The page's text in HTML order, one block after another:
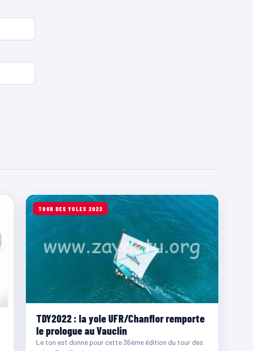
TOUR DES YOLES 2022
TDY2022 : la yole UFR/Chanflor remporte
le prologue au Vauclin
Le ton est donné pour cette 36ème édition du tour des